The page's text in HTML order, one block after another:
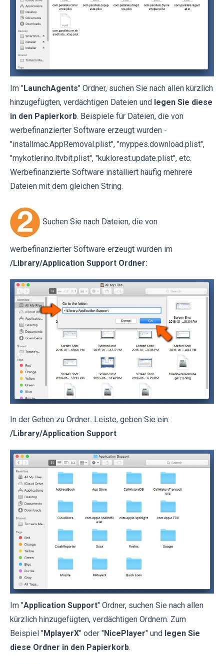
Im "LaunchAgents" Ordner, suchen Sie nach allen kürzlich
hinzugefügten, verdächtigen Dateien und legen Sie diese
in den Papierkorb. Beispiele für Dateien, die von
werbefinanzierter Software erzeugt wurden -
"installmac.AppRemoval.plist", "myppes.download.plist",
"mykotlerino.ltvbit.plist", "kuklorest.update.plist", etc.
Werbefinanzierte Software installiert häufig mehrere
Dateien mit dem gleichen String.
Suchen Sie nach Dateien, die von
werbefinanzierter Software erzeugt wurden im
/Library/Application Support Ordner:
In der Gehen zu Ordner...Leiste, geben Sie ein:
/Library/Application Support
Im "Application Support" Ordner, suchen Sie nach allen
kürzlich hinzugefügten, verdächtigen Ordnern. Zum
Beispiel "MplayerX" oder "NicePlayer" und legen Sie
diese Ordner in den Papierkorb.